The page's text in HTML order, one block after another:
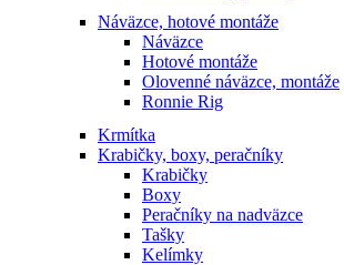
Náväzce, hotové montáže
Náväzce
Hotové montáže
Olovenné náväzce, montáže
Ronnie Rig
Krmítka
Krabičky, boxy, peračníky
Krabičky
Boxy
Peračníky na nadväzce
Tašky
Kelímky